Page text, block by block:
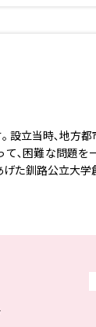
立当時､地方
､困難な問題
た釧路公立大